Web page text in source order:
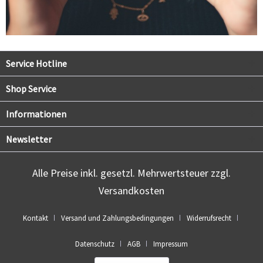
Service Hotline
Shop Service
Informationen
Newsletter
Alle Preise inkl. gesetzl. Mehrwertsteuer zzgl.
Versandkosten
Kontakt Versand und Zahlungsbedingungen Widerrufsrecht
Datenschutz AGB Impressum